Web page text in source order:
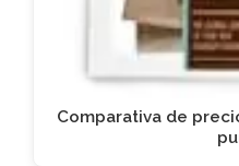
Comparativa de